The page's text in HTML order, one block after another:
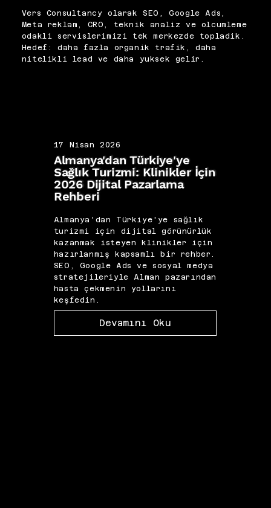
Vers Consultancy olarak SEO, Google Ads,
Meta reklam, CRO, teknik analiz ve olcumleme
odakli servislerimizi tek merkezde topladik.
Hedef: daha fazla organik trafik, daha
nitelikli lead ve daha yuksek gelir.
17 Nisan 2026
Almanya'dan Türkiye'ye
Sağlık Turizmi: Klinikler İçin
2026 Dijital Pazarlama
Rehberi
Almanya'dan Türkiye'ye sağlık
turizmi için dijital görünürlük
kazanmak isteyen klinikler için
hazırlanmış kapsamlı bir rehber.
SEO, Google Ads ve sosyal medya
stratejileriyle Alman pazarından
hasta çekmenin yollarını
keşfedin.
Devamını Oku